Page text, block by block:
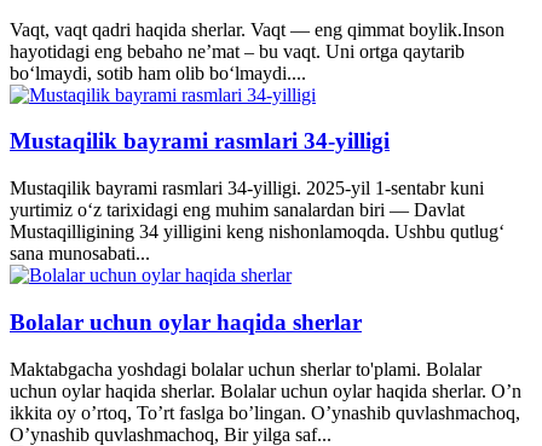
Vaqt, vaqt qadri haqida sherlar. Vaqt — eng qimmat boylik.Inson
hayotidagi eng bebaho ne’mat – bu vaqt. Uni ortga qaytarib
bo‘lmaydi, sotib ham olib bo‘lmaydi....
Mustaqilik bayrami rasmlari 34-yilligi
Mustaqilik bayrami rasmlari 34-yilligi. 2025-yil 1-sentabr kuni
yurtimiz o‘z tarixidagi eng muhim sanalardan biri — Davlat
Mustaqilligining 34 yilligini keng nishonlamoqda. Ushbu qutlug‘
sana munosabati...
Bolalar uchun oylar haqida sherlar
Maktabgacha yoshdagi bolalar uchun sherlar to'plami. Bolalar
uchun oylar haqida sherlar. Bolalar uchun oylar haqida sherlar. O’n
ikkita oy o’rtoq, To’rt faslga bo’lingan. O’ynashib quvlashmachoq,
O’ynashib quvlashmachoq, Bir yilga saf...